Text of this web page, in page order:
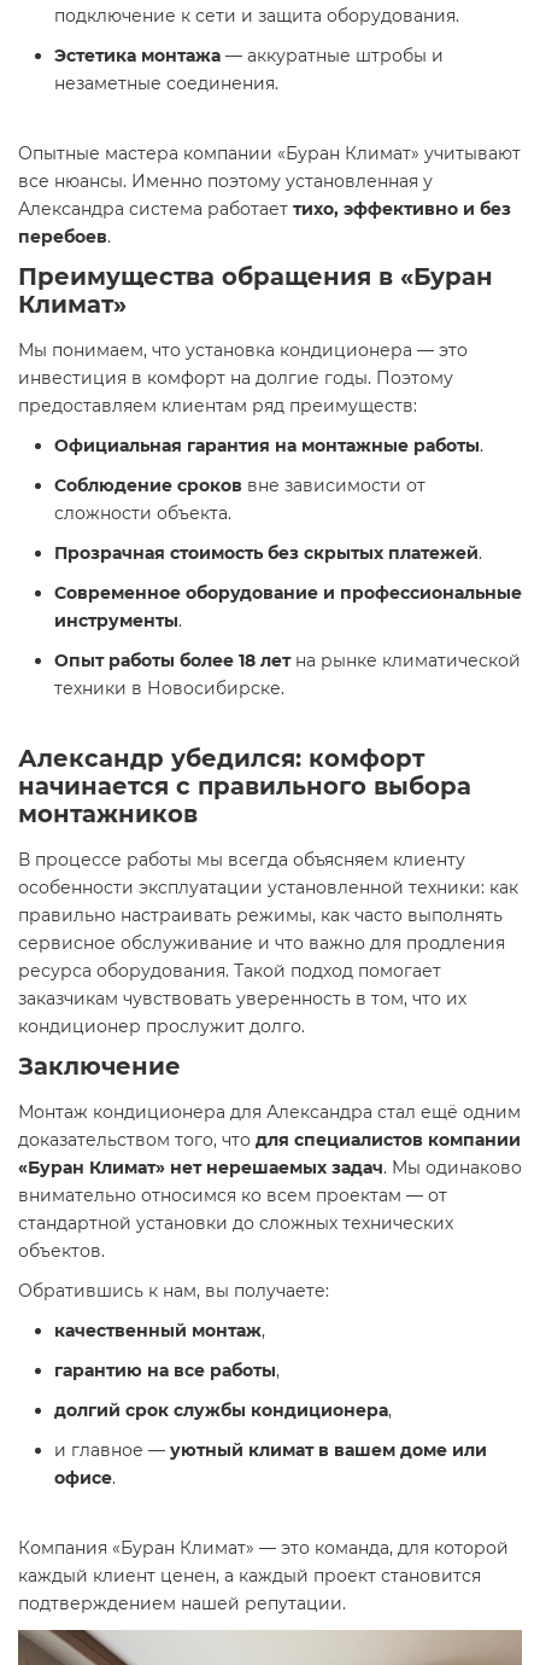
подключение к сети и защита оборудования.
Эстетика монтажа — аккуратные штробы и
незаметные соединения.
Опытные мастера компании «Буран Климат» учитывают
все нюансы. Именно поэтому установленная у
Александра система работает тихо, эффективно и без
перебоев.
Преимущества обращения в «Буран
Климат»
Мы понимаем, что установка кондиционера — это
инвестиция в комфорт на долгие годы. Поэтому
предоставляем клиентам ряд преимуществ:
Официальная гарантия на монтажные работы.
Соблюдение сроков вне зависимости от
сложности объекта.
Прозрачная стоимость без скрытых платежей.
Современное оборудование и профессиональные
инструменты.
Опыт работы более 18 летна рынке климатической
техники в Новосибирске.
Александр убедился: комфорт
начинается с правильного выбора
монтажников
В процессе работы мы всегда объясняем клиенту
особенности эксплуатации установленной техники: как
правильно настраивать режимы, как часто выполнять
сервисное обслуживание и что важно для продления
ресурса оборудования. Такой подход помогает
заказчикам чувствовать уверенность в том, что их
кондиционер прослужит долго.
Заключение
Монтаж кондиционера для Александра стал ещё одним
доказательством того, что для специалистов компании
«Буран Климат» нет нерешаемых задач. Мы одинаково
внимательно относимся ко всем проектам — от
стандартной установки до сложных технических
объектов.
Обратившись к нам, вы получаете:
качественный монтаж,
гарантию на все работы,
долгий срок службы кондиционера,
и главное — уютный климат в вашем доме или
офисе.
Компания «Буран Климат» — это команда, для которой
каждый клиент ценен, а каждый проект становится
подтверждением нашей репутации.